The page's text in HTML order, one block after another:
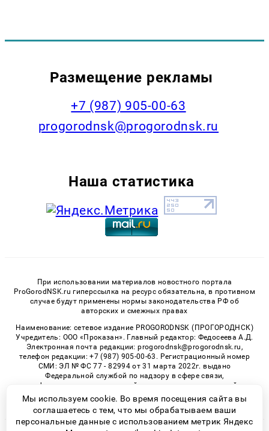
Размещение рекламы
+7 (987) 905-00-63
progorodnsk@progorodnsk.ru
Наша статистика
При использовании материалов новостного портала
ProGorodNSK.ru гиперссылка на ресурс обязательна, в противном
случае будут применены нормы законодательства РФ об
авторских и смежных правах
Наименование: сетевое издание PROGORODNSK (ПРОГОРОДНСК)
Учредитель: ООО «Проказан». Главный редактор: Федосеева А.Д.
Электронная почта редакции: progorodnsk@progorodnsk.ru,
телефон редакции: +7 (987) 905-00-63. Регистрационный номер
СМИ: ЭЛ № ФС 77 - 82994 от 31 марта 2022г. выдано
Федеральной службой по надзору в сфере связи,
информационных технологий и массовых коммуникаций.
Возрастная категория сайта 16+.
Мы используем cookie. Во время посещения сайта вы
соглашаетесь с тем, что мы обрабатываем ваши
персональные данные с использованием метрик Яндекс